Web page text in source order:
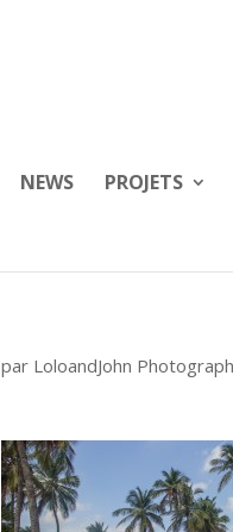
NEWS PROJETS
par LoloandJohn